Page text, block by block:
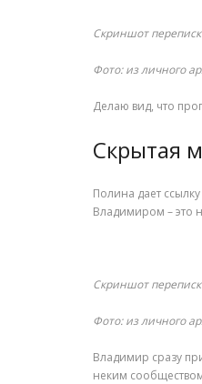
Скриншот
Фото: из личного
Делаю вид, что
Скрытая
Полина дает
Владимиром – это
Скриншот
Фото: из личного
Владимир сразу
неким